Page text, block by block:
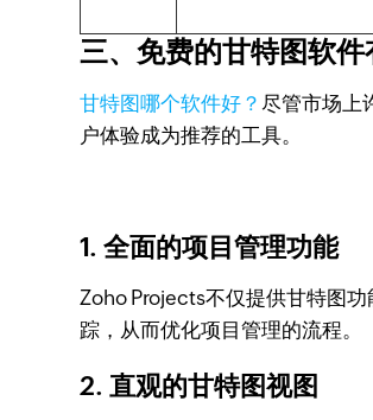
三、免费的甘特图软件
甘特图哪个软件好？尽管市场上
户体验成为推荐的工具。
1. 全面的项目管理功能
Zoho Projects不仅提供甘特图
踪，从而优化项目管理的流程。
2. 直观的甘特图视图